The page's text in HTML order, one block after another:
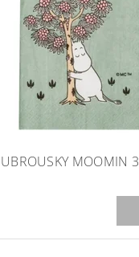
UBROUSKY MOOMIN